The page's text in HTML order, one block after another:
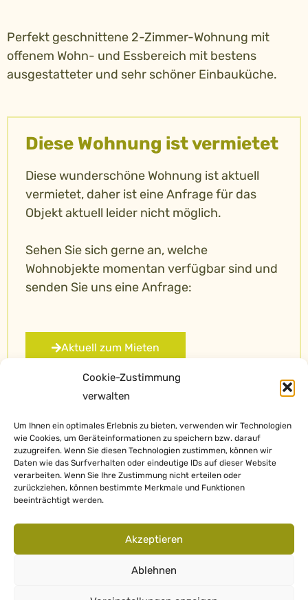
Cookie-Zustimmung
verwalten
Um Ihnen ein optimales Erlebnis zu bieten, verwenden wir Technologien
wie Cookies, um Geräteinformationen zu speichern bzw. darauf
zuzugreifen. Wenn Sie diesen Technologien zustimmen, können wir
Daten wie das Surfverhalten oder eindeutige IDs auf dieser Website
verarbeiten. Wenn Sie Ihre Zustimmung nicht erteilen oder
zurückziehen, können bestimmte Merkmale und Funktionen
beeinträchtigt werden.
Akzeptieren
Ablehnen
Perfekt geschnittene 2-Zimmer-Wohnung mit
offenem Wohn- und Essbereich mit bestens
ausgestatteter und sehr schöner Einbauküche.
Diese Wohnung ist vermietet
Diese wunderschöne Wohnung ist aktuell
vermietet, daher ist eine Anfrage für das
Objekt aktuell leider nicht möglich.
Sehen Sie sich gerne an, welche
Wohnobjekte momentan verfügbar sind und
senden Sie uns eine Anfrage:
Aktuell zum Mieten